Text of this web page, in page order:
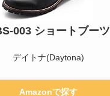
003 ショートブーツ
デイトナ(Daytona)
Amazonで探す